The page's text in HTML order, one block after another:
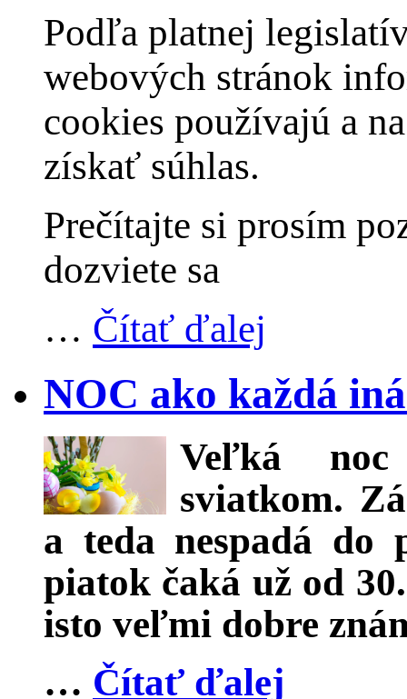
Podľa platnej
webových stránok
cookies používajú a
získať súhlas.
Prečítajte si prosím
dozviete sa
… Čítať ďalej
NOC ako každá
Veľká noc
sviatkom.
a teda nespadá do
piatok čaká už od
isto veľmi dobre
… Čítať ďalej